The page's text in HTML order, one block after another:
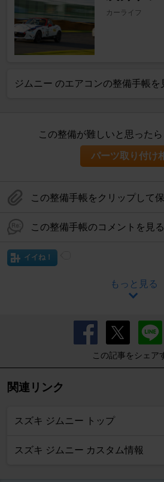
カーライフ
ジムニー のエアコンの整備手帳を
この整備が難しいと思ったら
パーツ取り付け
この整備手帳をクリップして
この整備手帳のコメントを見る
イイね！
もっと見る
この記事をシェア
関連リンク
スズキ ジムニー トップ
スズキ ジムニー カスタム情報